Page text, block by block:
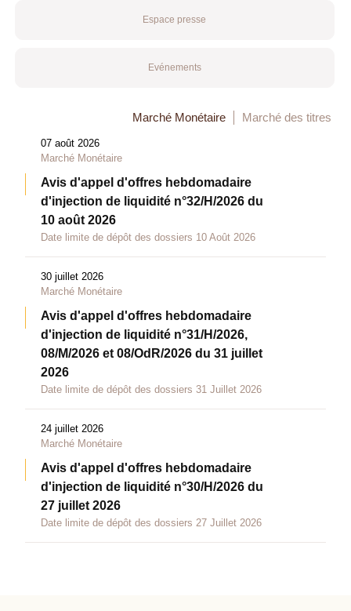
Espace presse
Evénements
Marché Monétaire Marché des titres
07 août 2026
Marché Monétaire
Avis d'appel d'offres hebdomadaire
d'injection de liquidité n°32/H/2026 du
10 août 2026
Date limite de dépôt des dossiers 10 Août 2026
30 juillet 2026
Marché Monétaire
Avis d'appel d'offres hebdomadaire
d'injection de liquidité n°31/H/2026,
08/M/2026 et 08/OdR/2026 du 31 juillet
2026
Date limite de dépôt des dossiers 31 Juillet 2026
24 juillet 2026
Marché Monétaire
Avis d'appel d'offres hebdomadaire
d'injection de liquidité n°30/H/2026 du
27 juillet 2026
Date limite de dépôt des dossiers 27 Juillet 2026